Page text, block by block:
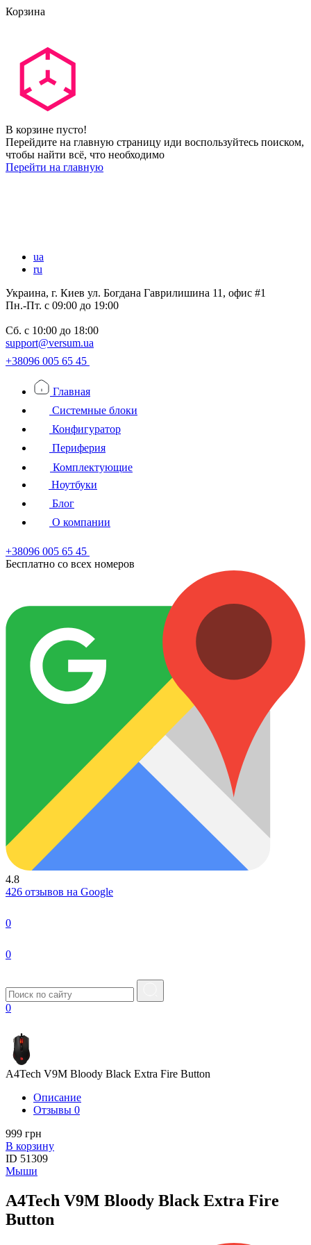
Корзина
В корзине пусто!
Перейдите на главную страницу иди воспользуйтесь поиском,
чтобы найти всё, что необходимо
Перейти на главную
ua
ru
Украина, г. Киев ул. Богдана Гаврилишина 11, офис #1
Пн.-Пт. с 09:00 до 19:00
Сб. с 10:00 до 18:00
support@versum.ua
+38096 005 65 45
Главная
Системные блоки
Конфигуратор
Периферия
Комплектующие
Ноутбуки
Блог
О компании
+38096 005 65 45
Бесплатно со всех номеров
4.8
426 отзывов на Google
0
0
0
A4Tech V9M Bloody Black Extra Fire Button
Описание
Отзывы 0
999 грн
В корзину
ID 51309
Мыши
A4Tech V9M Bloody Black Extra Fire
Button